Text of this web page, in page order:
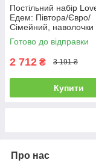
Постільний набір
Едем: Півтора/Євро/
Сімейний,
полуторний
Готово до відправки
2 712 ₴ 3 191 ₴
Купити
Про нас